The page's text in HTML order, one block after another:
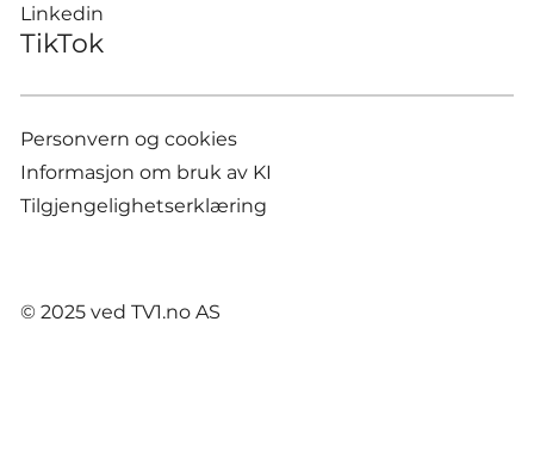
Linkedin
TikTok
Personvern og cookies
Informasjon om bruk av KI
Tilgjengelighetserklæring
© 2025 ved TV1.no AS